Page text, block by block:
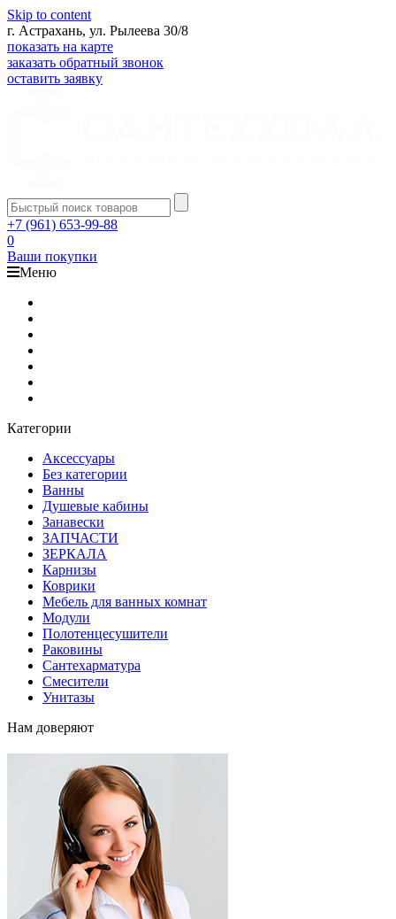
Skip to content
г. Астрахань, ул. Рылеева 30/8
показать на карте
заказать обратный звонок
оставить заявку
+7 (961) 653-99-88
0
Ваши покупки
Меню
Категории
Аксессуары
Без категории
Ванны
Душевые кабины
Занавески
ЗАПЧАСТИ
ЗЕРКАЛА
Карнизы
Коврики
Мебель для ванных комнат
Модули
Полотенцесушители
Раковины
Сантехарматура
Смесители
Унитазы
Нам доверяют